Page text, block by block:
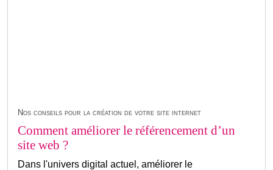
Nos conseils pour la création de votre site internet
Comment améliorer le référencement d’un
site web ?
Dans l'univers digital actuel, améliorer le